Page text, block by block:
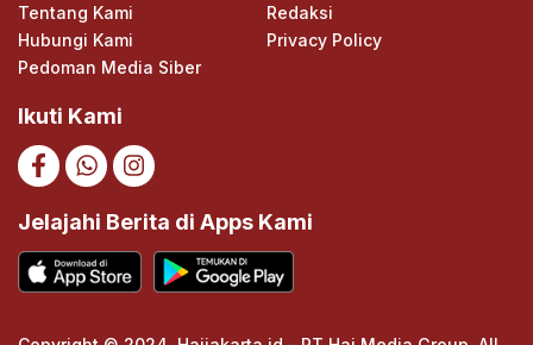
Tentang Kami
Redaksi
Hubungi Kami
Privacy Policy
Pedoman Media Siber
Ikuti Kami
Jelajahi Berita di Apps Kami